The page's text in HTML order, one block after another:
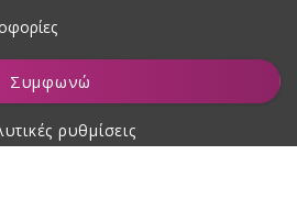
Συμφωνώ
ρυθμίσεις
στο καλάθι